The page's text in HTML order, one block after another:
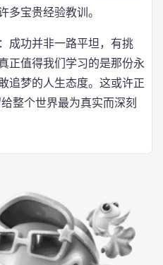
多宝贵经验教训。
成功并非一路平坦，有挑
正值得我们学习的是那份永
追梦的人生态度。这或许正
整个世界最为真实而深刻